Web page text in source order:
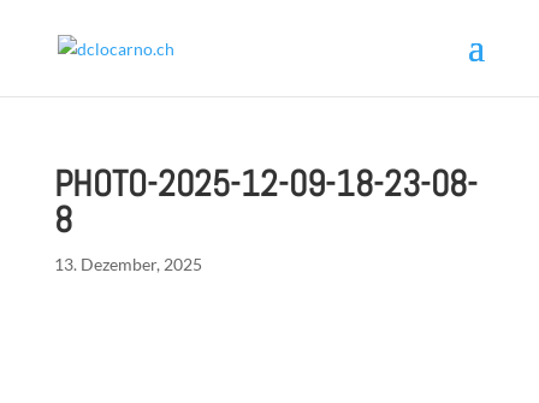
PHOTO-2025-12-09-18-23-08-
8
13. Dezember, 2025